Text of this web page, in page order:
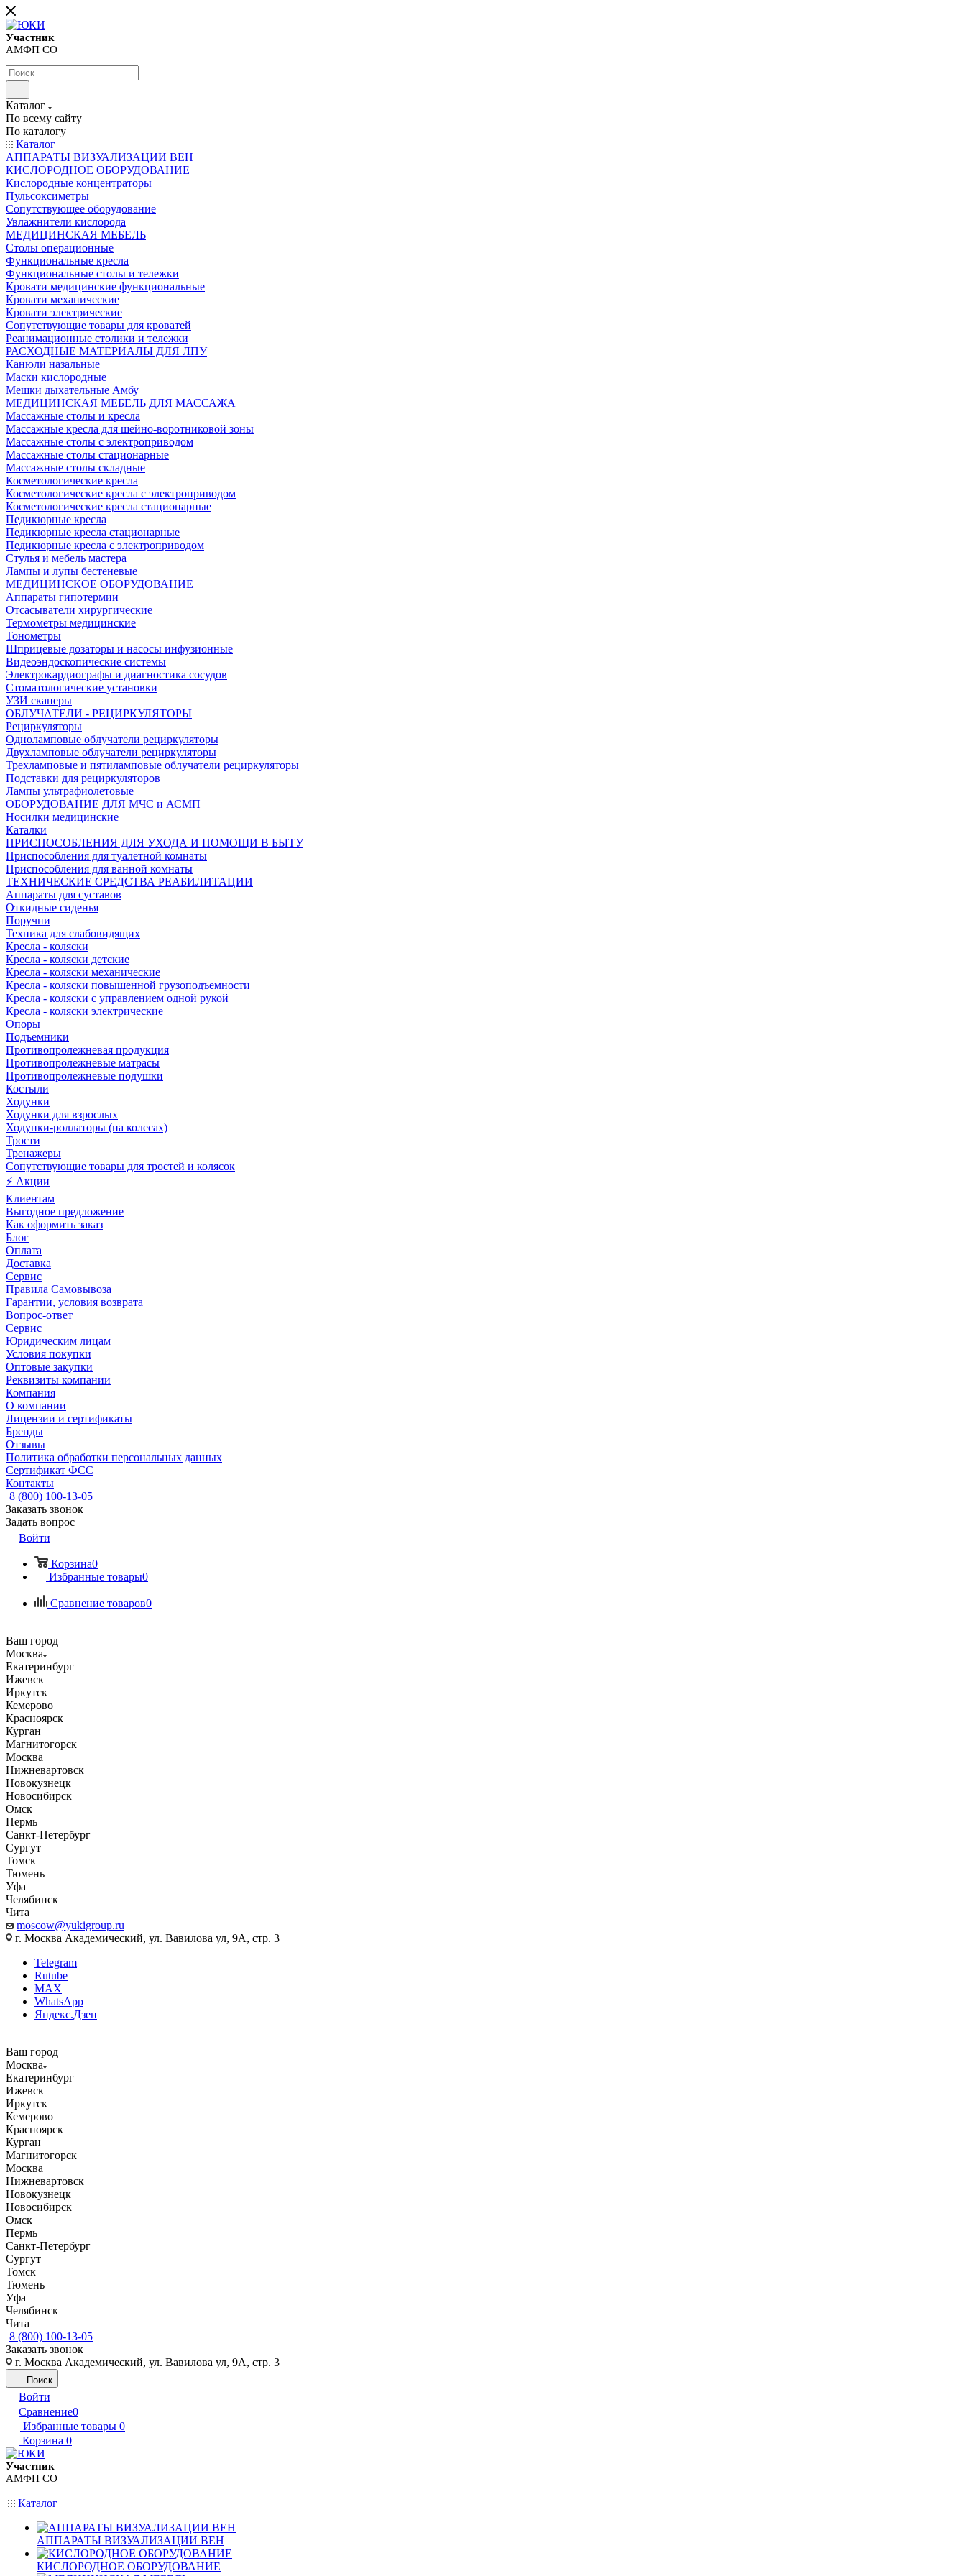
Участник
АМФП СО
Каталог
По всему сайту
По каталогу
Каталог
АППАРАТЫ ВИЗУАЛИЗАЦИИ ВЕН
КИСЛОРОДНОЕ ОБОРУДОВАНИЕ
Кислородные концентраторы
Пульсоксиметры
Сопутствующее оборудование
Увлажнители кислорода
МЕДИЦИНСКАЯ МЕБЕЛЬ
Столы операционные
Функциональные кресла
Функциональные столы и тележки
Кровати медицинские функциональные
Кровати механические
Кровати электрические
Сопутствующие товары для кроватей
Реанимационные столики и тележки
РАСХОДНЫЕ МАТЕРИАЛЫ ДЛЯ ЛПУ
Канюли назальные
Маски кислородные
Мешки дыхательные Амбу
МЕДИЦИНСКАЯ МЕБЕЛЬ ДЛЯ МАССАЖА
Массажные столы и кресла
Массажные кресла для шейно-воротниковой зоны
Массажные столы с электроприводом
Массажные столы стационарные
Массажные столы складные
Косметологические кресла
Косметологические кресла с электроприводом
Косметологические кресла стационарные
Педикюрные кресла
Педикюрные кресла стационарные
Педикюрные кресла с электроприводом
Стулья и мебель мастера
Лампы и лупы бестеневые
МЕДИЦИНСКОЕ ОБОРУДОВАНИЕ
Аппараты гипотермии
Отсасыватели хирургические
Термометры медицинские
Тонометры
Шприцевые дозаторы и насосы инфузионные
Видеоэндоскопические системы
Электрокардиографы и диагностика сосудов
Стоматологические установки
УЗИ сканеры
ОБЛУЧАТЕЛИ - РЕЦИРКУЛЯТОРЫ
Рециркуляторы
Одноламповые облучатели рециркуляторы
Двухламповые облучатели рециркуляторы
Трехламповые и пятиламповые облучатели рециркуляторы
Подставки для рециркуляторов
Лампы ультрафиолетовые
ОБОРУДОВАНИЕ ДЛЯ МЧС и АСМП
Носилки медицинские
Каталки
ПРИСПОСОБЛЕНИЯ ДЛЯ УХОДА И ПОМОЩИ В БЫТУ
Приспособления для туалетной комнаты
Приспособления для ванной комнаты
ТЕХНИЧЕСКИЕ СРЕДСТВА РЕАБИЛИТАЦИИ
Аппараты для суставов
Откидные сиденья
Поручни
Техника для слабовидящих
Кресла - коляски
Кресла - коляски детские
Кресла - коляски механические
Кресла - коляски повышенной грузоподъемности
Кресла - коляски с управлением одной рукой
Кресла - коляски электрические
Опоры
Подъемники
Противопролежневая продукция
Противопролежневые матрасы
Противопролежневые подушки
Костыли
Ходунки
Ходунки для взрослых
Ходунки-роллаторы (на колесах)
Трости
Тренажеры
Сопутствующие товары для тростей и колясок
⚡ Акции
Клиентам
Выгодное предложение
Как оформить заказ
Блог
Оплата
Доставка
Сервис
Правила Самовывоза
Гарантии, условия возврата
Вопрос-ответ
Сервис
Юридическим лицам
Условия покупки
Оптовые закупки
Реквизиты компании
Компания
О компании
Лицензии и сертификаты
Бренды
Отзывы
Политика обработки персональных данных
Сертификат ФСС
Контакты
8 (800) 100-13-05
Заказать звонок
Задать вопрос
Войти
Корзина0
Избранные товары0
Сравнение товаров0
Ваш город
Москва
Екатеринбург
Ижевск
Иркутск
Кемерово
Красноярск
Курган
Магнитогорск
Москва
Нижневартовск
Новокузнецк
Новосибирск
Омск
Пермь
Санкт-Петербург
Сургут
Томск
Тюмень
Уфа
Челябинск
Чита
moscow@yukigroup.ru
г. Москва Академический, ул. Вавилова ул, 9А, стр. 3
Telegram
Rutube
MAX
WhatsApp
Яндекс.Дзен
Ваш город
Москва
Екатеринбург
Ижевск
Иркутск
Кемерово
Красноярск
Курган
Магнитогорск
Москва
Нижневартовск
Новокузнецк
Новосибирск
Омск
Пермь
Санкт-Петербург
Сургут
Томск
Тюмень
Уфа
Челябинск
Чита
8 (800) 100-13-05
Заказать звонок
г. Москва Академический, ул. Вавилова ул, 9А, стр. 3
Поиск
Войти
Сравнение0
Избранные товары 0
Корзина 0
Участник
АМФП СО
Каталог
АППАРАТЫ ВИЗУАЛИЗАЦИИ ВЕН
КИСЛОРОДНОЕ ОБОРУДОВАНИЕ